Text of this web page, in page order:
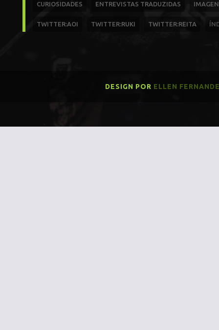
CURIOSIDADES ENTREVISTAS TRADUZIDAS
TWITTER:AOI TWITTER:RUKI TWITTER:REITA
DESIGN POR ELLEN